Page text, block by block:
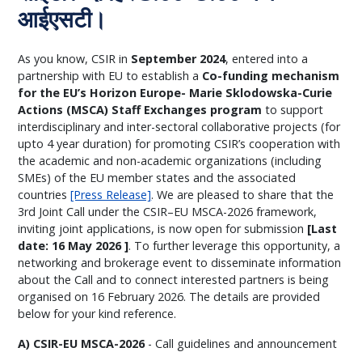
आईएसटी।
As you know, CSIR in September 2024, entered into a
partnership with EU to establish a Co-funding mechanism
for the EU’s Horizon Europe- Marie Sklodowska-Curie
Actions (MSCA) Staff Exchanges program to support
interdisciplinary and inter-sectoral collaborative projects (for
upto 4 year duration) for promoting CSIR’s cooperation with
the academic and non-academic organizations (including
SMEs) of the EU member states and the associated
countries[Press Release]. We are pleased to share that the
3rd Joint Call under the CSIR–EU MSCA-2026 framework,
inviting joint applications, is now open for submission [Last
date: 16 May 2026 ]. To further leverage this opportunity, a
networking and brokerage event to disseminate information
about the Call and to connect interested partners is being
organised on 16 February 2026. The details are provided
below for your kind reference.
A) CSIR-EU MSCA-2026 - Call guidelines and announcement